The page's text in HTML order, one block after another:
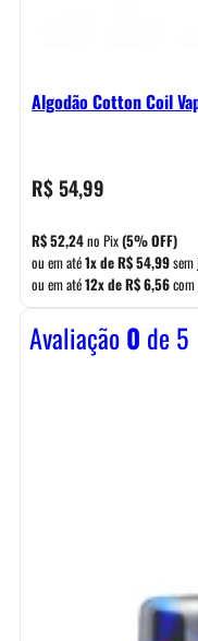
Algodão Cotton Coil
R$54,99
R$52,24no Pix(5% OFF)
ou em até1x deR$54,99
ou em até12x deR$6,56
Avaliação0 de 5